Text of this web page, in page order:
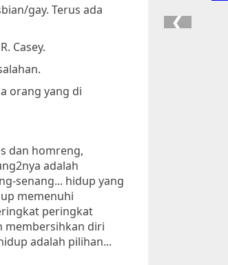
gay. Terus ada
Casey.
orang yang di
dan homreng,
adalah
senang... hidup yang
memenuhi
peringkat
membersihkan diri
adalah pilihan...